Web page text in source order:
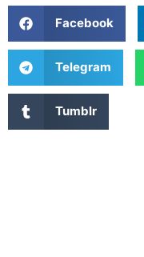
Facebook
Telegram
Tumblr